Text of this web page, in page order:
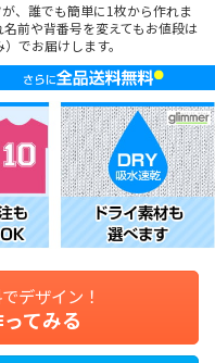
、誰でも簡単に1枚から作れま
前や背番号を変えてもお値段は
でお届けします。
デザイン！
てみる